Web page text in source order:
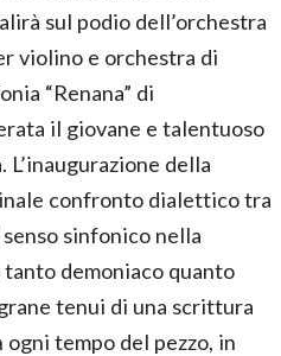
sul podio dell’orchestra
violino e orchestra di
“Renana” di
il giovane e talentuoso
della
confronto dialettico tra
sinfonico nella
demoniaco quanto
tenui di una scrittura
tempo del pezzo, in